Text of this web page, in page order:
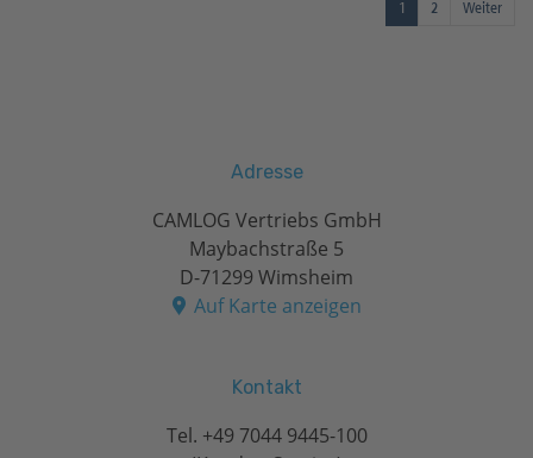
1 2 Weiter
Adresse
CAMLOG Vertriebs GmbH
Maybachstraße 5
D-71299 Wimsheim
Auf Karte anzeigen
Kontakt
Tel. +49 7044 9445-100